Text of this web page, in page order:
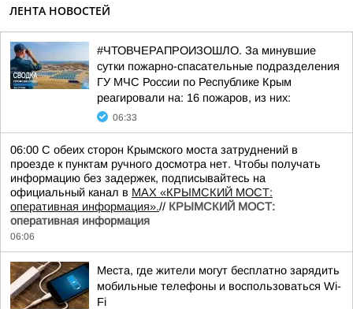
ЛЕНТА НОВОСТЕЙ
#ЧТОВЧЕРАПРОИЗОШЛО. За минувшие
сутки пожарно-спасательные подразделения
ГУ МЧС России по Республике Крым
реагировали на: 16 пожаров, из них:
06:33
06:00 С обеих сторон Крымского моста затруднений в
проезде к пунктам ручного досмотра нет. Чтобы получать
информацию без задержек, подписывайтесь на
официальный канал в MAX «КРЫМСКИЙ МОСТ:
оперативная информация».// КРЫМСКИЙ МОСТ:
оперативная информация
06:06
Места, где жители могут бесплатно зарядить
мобильные телефоны и воспользоваться Wi-
Fi